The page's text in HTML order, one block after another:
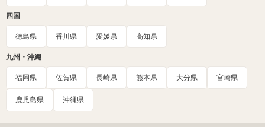
四国
徳島県 香川県 愛媛県 高知県
九州・沖縄
福岡県 佐賀県 長崎県 熊本県 大分県 宮崎県
鹿児島県 沖縄県